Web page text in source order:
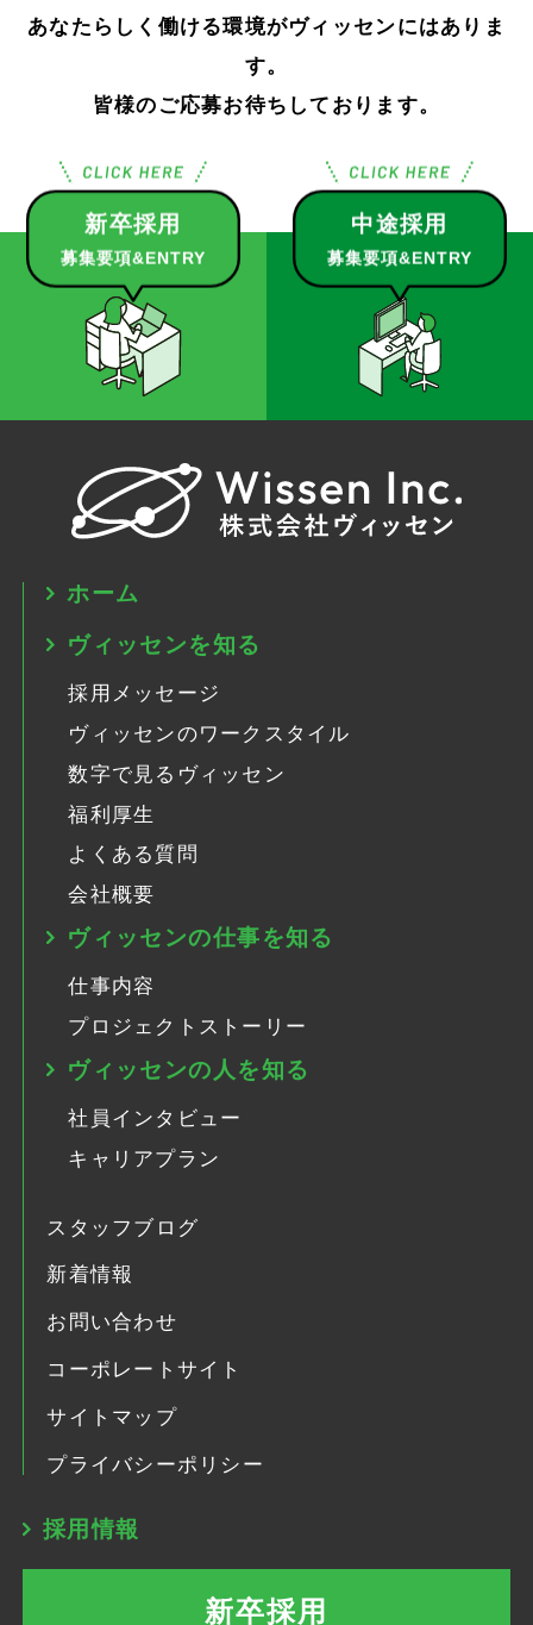
あなたらしく働ける環境がヴィッセンにはありま
す。
皆様のご応募お待ちしております。
新卒採用
募集要項&ENTRY
中途採用
募集要項&ENTRY
ホーム
ヴィッセンを知る
採用メッセージ
ヴィッセンのワークスタイル
数字で見るヴィッセン
福利厚生
よくある質問
会社概要
ヴィッセンの仕事を知る
仕事内容
プロジェクトストーリー
ヴィッセンの人を知る
社員インタビュー
キャリアプラン
スタッフブログ
新着情報
お問い合わせ
コーポレートサイト
サイトマップ
プライバシーポリシー
採用情報
新卒採用